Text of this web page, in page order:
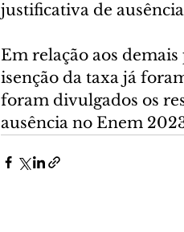
justificativa de
Em relação aos
isenção da taxa já
foram divulgados os
ausência no Enem